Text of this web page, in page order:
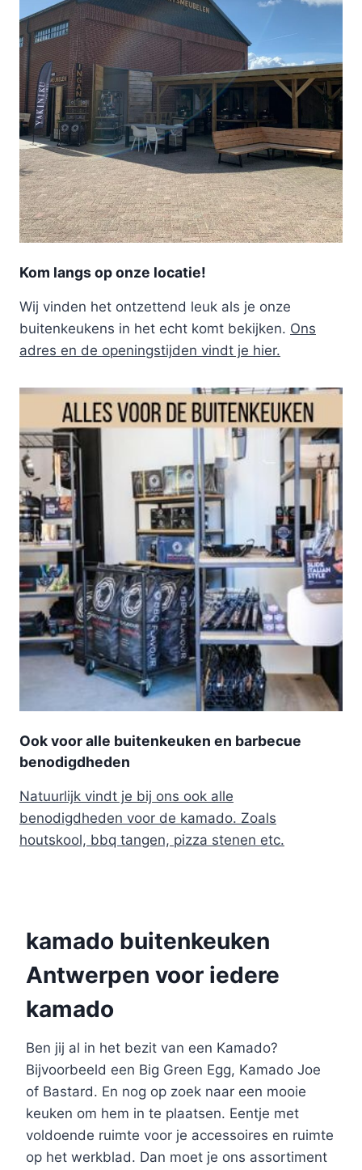
Kom langs op onze locatie!
Wij vinden het ontzettend leuk als je onze
buitenkeukens in het echt komt bekijken. Ons
adres en de openingstijden vindt je hier.
Ook voor alle buitenkeuken en barbecue
benodigdheden
Natuurlijk vindt je bij ons ook alle
benodigdheden voor de kamado. Zoals
houtskool, bbq tangen, pizza stenen etc.
kamado buitenkeuken
Antwerpen voor iedere
kamado
Ben jij al in het bezit van een Kamado?
Bijvoorbeeld een Big Green Egg, Kamado Joe
of Bastard. En nog op zoek naar een mooie
keuken om hem in te plaatsen. Eentje met
voldoende ruimte voor je accessoires en ruimte
op het werkblad. Dan moet je ons assortiment